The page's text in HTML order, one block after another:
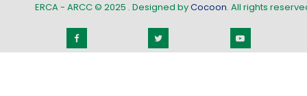
ERCA - ARCC © 2025 . Designed byCocoon. All rights